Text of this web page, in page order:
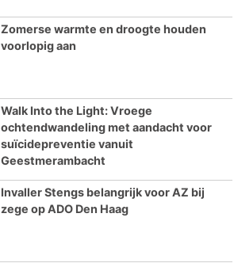
Zomerse warmte en droogte houden
voorlopig aan
Walk Into the Light: Vroege
ochtendwandeling met aandacht voor
suïcidepreventie vanuit
Geestmerambacht
Invaller Stengs belangrijk voor AZ bij
zege op ADO Den Haag